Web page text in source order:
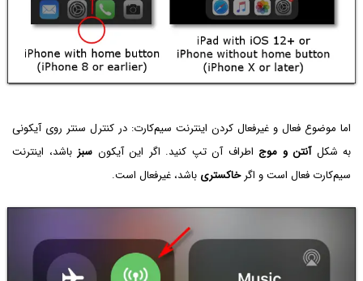
اما موضوع فعال و غیرفعال کردن اینترنت سیم‌کارت: در کنترل سنتر روی آیکونی
به شکلآنتن و موج اطراف آن تپ کنید. اگر این آیکون سبز باشد، اینترنت
سیم‌کارت فعال است و اگرخاکستری باشد، غیرفعال است.